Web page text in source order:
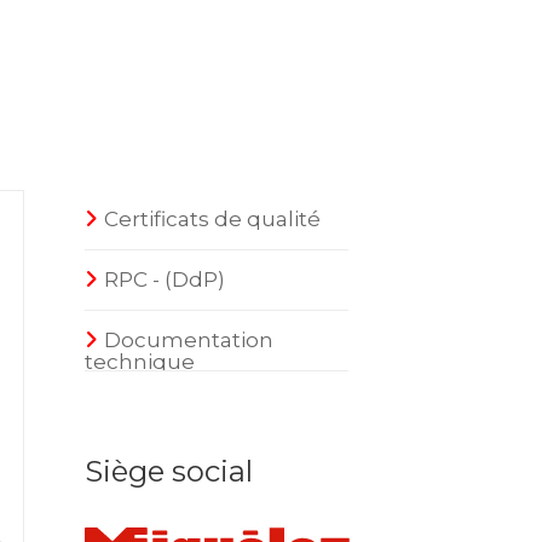
Certificats de qualité
RPC - (DdP)
Documentation
technique
Siège social